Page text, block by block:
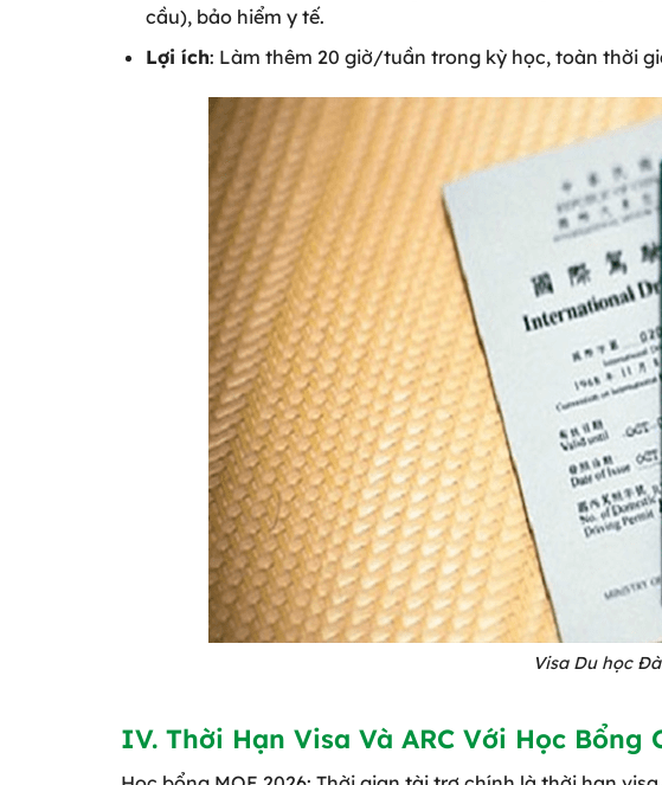
cầu), bảo hiểm y tế.
Lợi ích: Làm thêm 20 giờ/tuần trong kỳ học, toàn thời
Visa Du học
IV. Thời Hạn Visa Và ARC Với Học Bổng